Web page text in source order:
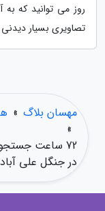
روز می توانید که
تصاویری بسیار
مهسان بلاگ »
»
72 ساعت
در جنگل علی